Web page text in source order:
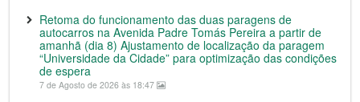
Retoma do funcionamento das duas paragens de
autocarros na Avenida Padre Tomás Pereira a partir de
amanhã (dia 8) Ajustamento de localização da paragem
“Universidade da Cidade” para optimização das condições
de espera
7 de Agosto de 2026 às 18:47